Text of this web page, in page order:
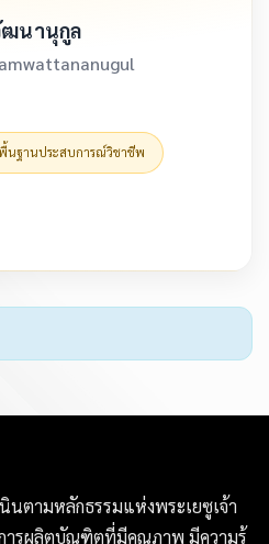
ฒนานุกูล
นฐานประสบการณ์วิชาชีพ
นตามหลักธรรมแห่งพระเยซูเจ้า
ารผลิตบัณฑิตที่มีคุณภาพ มีความรู้